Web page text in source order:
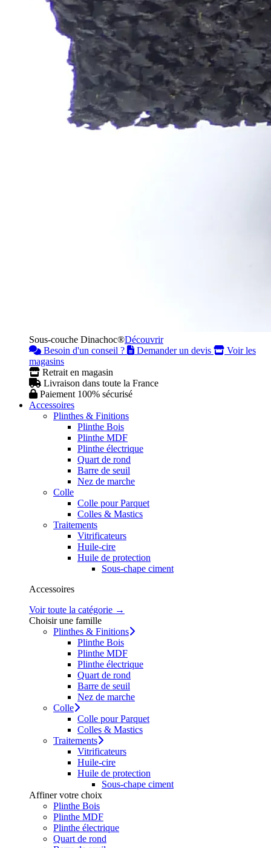
Sous-couche Dinachoc®Découvrir
Besoin d'un conseil ?
Demander un devis
Voir les
magasins
Retrait en magasin
Livraison dans toute la France
Paiement 100% sécurisé
Accessoires
Plinthes & Finitions
Plinthe Bois
Plinthe MDF
Plinthe électrique
Quart de rond
Barre de seuil
Nez de marche
Colle
Colle pour Parquet
Colles & Mastics
Traitements
Vitrificateurs
Huile-cire
Huile de protection
Sous-chape ciment
Accessoires
Voir toute la catégorie →
Choisir une famille
Plinthes & Finitions
Plinthe Bois
Plinthe MDF
Plinthe électrique
Quart de rond
Barre de seuil
Nez de marche
Colle
Colle pour Parquet
Colles & Mastics
Traitements
Vitrificateurs
Huile-cire
Huile de protection
Sous-chape ciment
Affiner votre choix
Plinthe Bois
Plinthe MDF
Plinthe électrique
Quart de rond